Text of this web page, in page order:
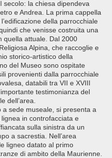
secolo: la chiesa dipendeva
e Andrea. La prima cappella
della parrocchiale
che venisse costruita una
quella attuale. Dal 2000
Alpina, che raccoglie e
storico-artistico della
del Museo sono ospitate
provenienti dalla parrocchiale
databili tra VII e XVIII
testimonianza del
dell’area.
a sede museale, si presenta a
in controfacciata e
sulla sinistra da un
a sacrestia. Nell’area
ligneo datato al primo
di ambito della Maurienne.